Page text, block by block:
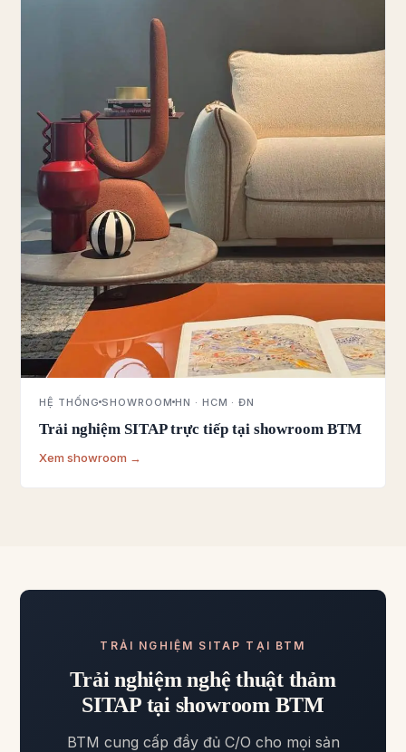
HỆ THỐNG SHOWROOM HN · HCM · ĐN
Trải nghiệm SITAP trực tiếp tại showroom BTM
Xem showroom →
TRẢI NGHIỆM SITAP TẠI BTM
Trải nghiệm nghệ thuật thảm
SITAP tại showroom BTM
BTM cung cấp đầy đủ C/O cho mọi sản